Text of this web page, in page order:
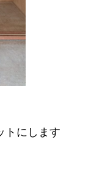
トにします